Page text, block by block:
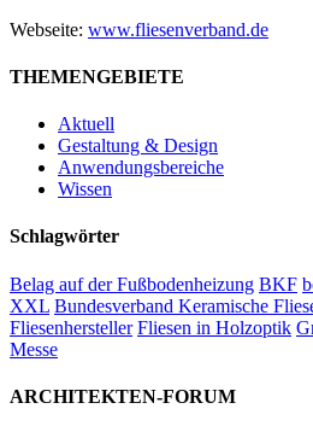
Webseite: www.fliesenverband.de
THEMENGEBIETE
Aktuell
Gestaltung & Design
Anwendungsbereiche
Wissen
Schlagwörter
Belag auf der Fußbodenheizung BKF
XXL Bundesverband Keramische
Fliesenhersteller Fliesen in Holzoptik
Messe
ARCHITEKTEN-FORUM